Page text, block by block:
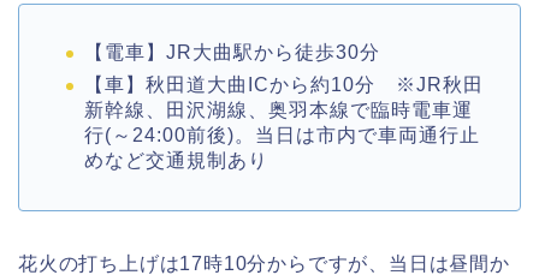
【電車】JR大曲駅から徒歩30分
【車】秋田道大曲ICから約10分 ※JR秋田
新幹線、田沢湖線、奥羽本線で臨時電車運
行(～24:00前後)。当日は市内で車両通行止
めなど交通規制あり
花火の打ち上げは17時10分からですが、当日は昼間か